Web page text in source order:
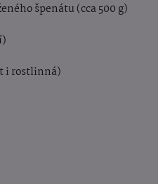
špenátu (cca 500 g)
i rostlinná)